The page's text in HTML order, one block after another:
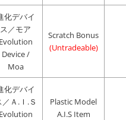
化デバイ
ス／モア
Evolution
Device /
Moa
Scratch Bonus
(Untradeable)
化デバイ
／Ａ.Ｉ.Ｓ
Evolution
Plastic Model
A.I.S Item